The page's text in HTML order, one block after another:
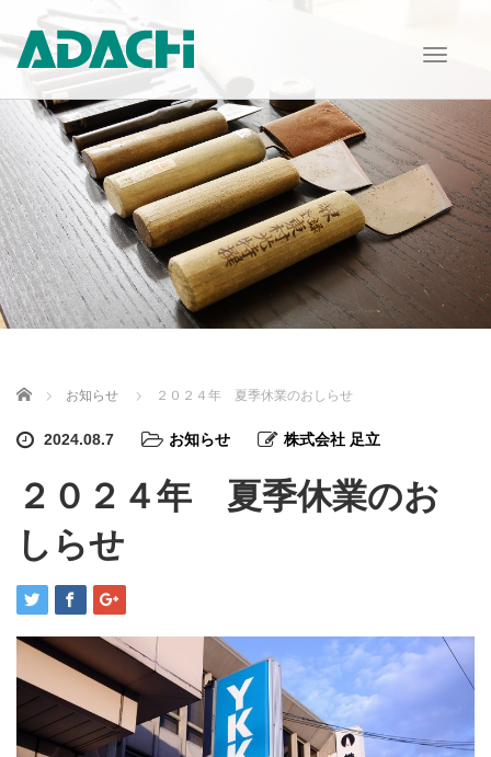
T
g
g
l
n
a
v
i
g
Home お知らせ ２０２４年 夏季休業のおしらせ
2024.08.7 お知らせ 株式会社 足立
２０２４年 夏季休業のお
しらせ